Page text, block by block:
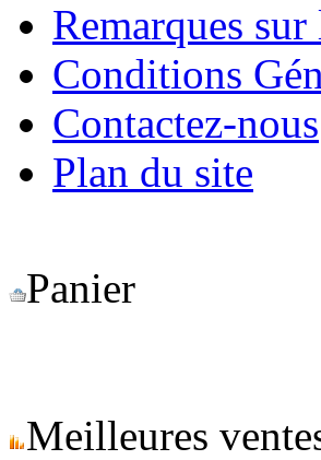
Remarques
Conditions
Contactez-nous
Plan du site
Panier
Meilleures